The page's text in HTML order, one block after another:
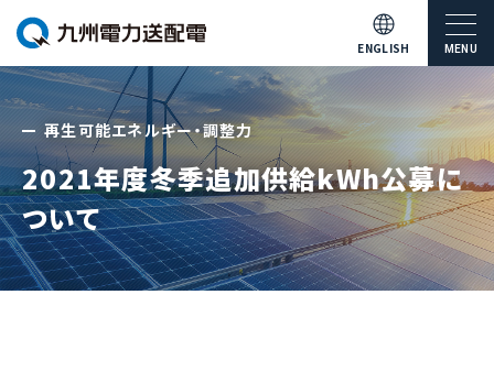
ENGLISH MENU
再生可能エネルギー・調整力
2021年度冬季追加供給kWh公募に
ついて